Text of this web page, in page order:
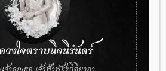
เปิดรับฟังความคิดเห็นหลักการยกร่าง
นระบบกลางทางกฎหมาย